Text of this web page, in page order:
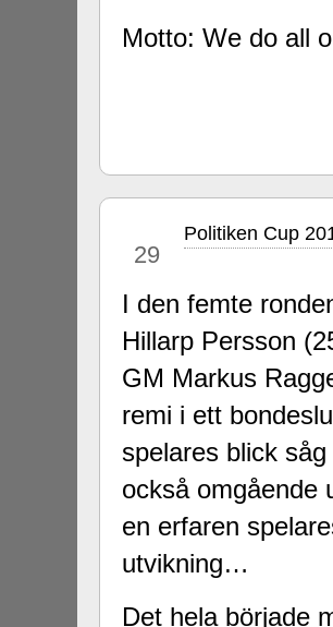
Motto: We do all
29
Politiken Cup
I den femte
Hillarp Persson
GM Markus
remi i ett
spelares blick
också omgående
en erfaren
utvikning…
Det hela började